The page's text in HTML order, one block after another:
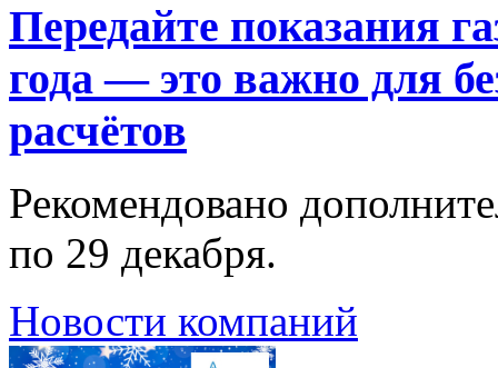
Передайте показания
года — это важно для
расчётов
Рекомендовано
по 29 декабря.
Новости компаний